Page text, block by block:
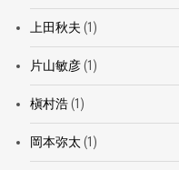
上田秋夫 (1)
片山敏彦(1)
槇村浩(1)
岡本弥太 (1)